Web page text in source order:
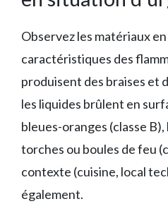
Observez les matériaux
caractéristiques des
produisent des braises et
les liquides brûlent en
bleues-oranges (classe
torches ou boules de feu
contexte (cuisine, local
également.